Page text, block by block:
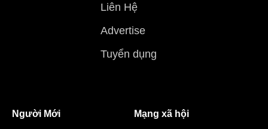
Liên Hệ
Advertise
Tuyển dụng
Người Mới Mạng xã hội